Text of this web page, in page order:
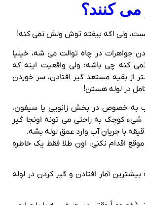
می‌ کنند؟
ولی اگه بیفته توش ولش نمی‌ کنه!
جواهرات در چاه توالت می‌ شه، خیلیا
کنه چی باشه؛ ولی واقعیت اینه که
از بقیه مستعد گیر افتادن، سر خوردن
در لوله هستن!
به‌ خصوص در بخش زانویی یا سیفون،
کوچک به‌ راحتی می‌ تونه اونجا گیر
با جریان آب وارد عمق لوله بشه.
اقدام نکنی، اون طلا فقط یک خاطره
بیشترین آمار افتادن و گیر کردن در لوله